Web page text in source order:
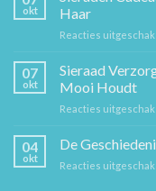
okt
Haar
Reacties
07
okt
Sieraad
Mooi Houdt
Reacties
04
okt
De
Reacties